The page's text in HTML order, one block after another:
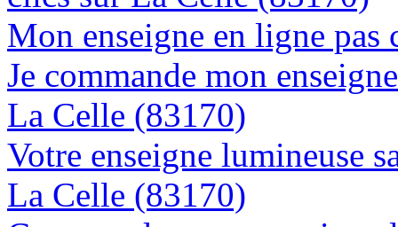
Mon enseigne en ligne
Je commande mon
La Celle (83170)
Votre enseigne lumineuse
La Celle (83170)